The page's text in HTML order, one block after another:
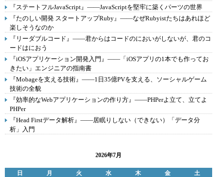
『ステートフルJavaScript』――JavaScriptを堅牢に築くパーツの世界
『たのしい開発 スタートアップRuby』――なぜRubyistたちはあれほど
楽しそうなのか
『リーダブルコード』――君からはコードのにおいがしないが、君のコ
ードはにおう
『iOSアプリケーション開発入門』――「iOSアプリの1本でも作ってお
きたい」エンジニアの指南書
『Mobageを支える技術』――1日35億PVを支える、ソーシャルゲーム
技術の全貌
『効率的なWebアプリケーションの作り方』――PHPerよ立て、立てよ
PHPer
『Head Firstデータ解析』――居眠りしない（できない）「データ分
析」入門
2026年7月
日 月 火 水 木 金
土